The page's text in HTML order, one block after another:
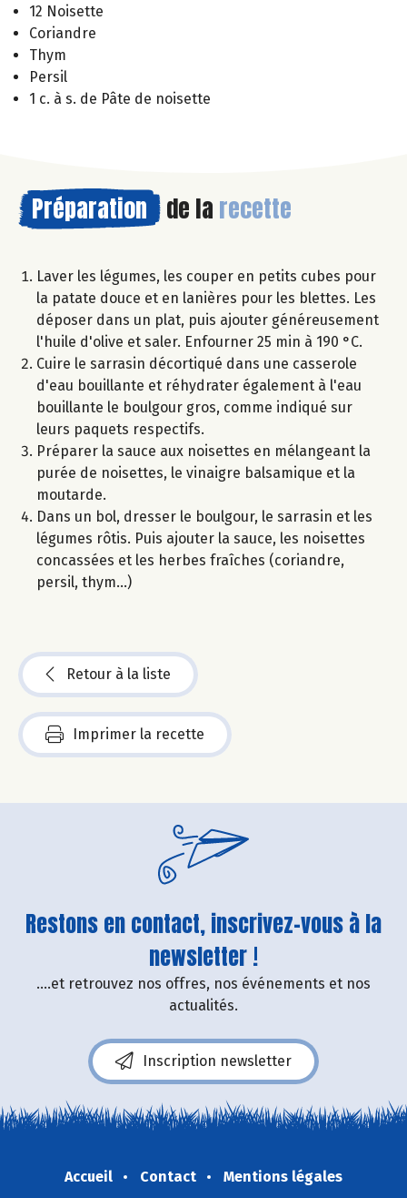
12 Noisette
Coriandre
Thym
Persil
1 c. à s. de Pâte de noisette
Préparation de la recette
Laver les légumes, les couper en petits cubes pour
la patate douce et en lanières pour les blettes. Les
déposer dans un plat, puis ajouter généreusement
l'huile d'olive et saler. Enfourner 25 min à 190 °C.
Cuire le sarrasin décortiqué dans une casserole
d'eau bouillante et réhydrater également à l'eau
bouillante le boulgour gros, comme indiqué sur
leurs paquets respectifs.
Préparer la sauce aux noisettes en mélangeant la
purée de noisettes, le vinaigre balsamique et la
moutarde.
Dans un bol, dresser le boulgour, le sarrasin et les
légumes rôtis. Puis ajouter la sauce, les noisettes
concassées et les herbes fraîches (coriandre,
persil, thym...)
Retour à la liste
Imprimer la recette
Restons en contact, inscrivez-vous à la
newsletter !
....et retrouvez nos offres, nos événements et nos
actualités.
Inscription newsletter
Accueil Contact
Mentions légales